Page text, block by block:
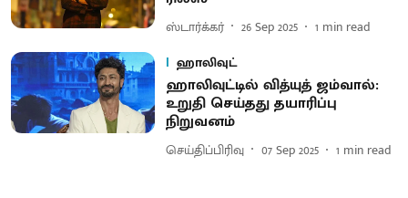
ஸ்டார்க்கர் 26 Sep 2025 1 min read
ஹாலிவுட்
ஹாலிவுட்டில் வித்யுத் ஜம்வால்:
உறுதி செய்தது தயாரிப்பு
நிறுவனம்
செய்திப்பிரிவு 07 Sep 2025 1 min read